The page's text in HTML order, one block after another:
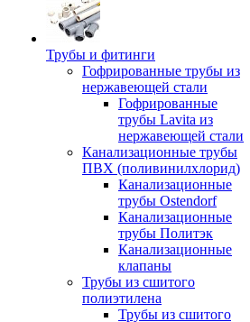
Трубы и фитинги
Гофрированные трубы из
нержавеющей стали
Гофрированные
трубы Lavita из
нержавеющей стали
Канализационные трубы
ПВХ (поливинилхлорид)
Канализационные
трубы Ostendorf
Канализационные
трубы Политэк
Канализационные
клапаны
Трубы из сшитого
полиэтилена
Трубы из сшитого